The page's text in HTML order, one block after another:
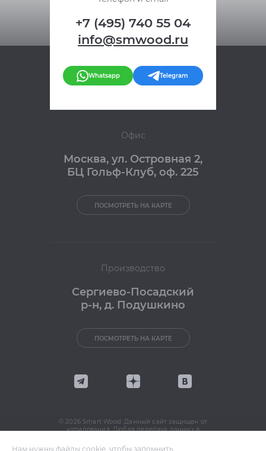
+7 (495) 740 55 04
info@smwood.ru
Whatsapp Telegram
Офис
Москва, ул. Островная 2,
БЦ Гольф-Клуб, оф. 225
ПОСМОТРЕТЬ НА КАРТЕ
Производство
Сергиево-Посадский
р-н, д. Подушкино
ПОСМОТРЕТЬ НА КАРТЕ
© 2026 Smart Wood. Данный сайт защищен от
копирования. Любая передача данных в
обработки персональных данных
Нам нужны файлы cookie, чтобы запомнить